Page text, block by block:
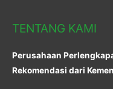
TENTANG KAMI
Perusahaan
Rekomendasi dari